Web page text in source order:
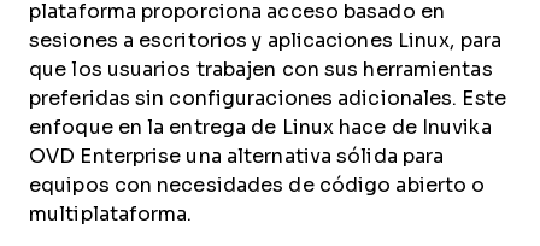
plataforma proporciona acceso basado en
sesiones a escritorios y aplicaciones Linux, para
que los usuarios trabajen con sus herramientas
preferidas sin configuraciones adicionales. Este
enfoque en la entrega de Linux hace de Inuvika
OVD Enterprise una alternativa sólida para
equipos con necesidades de código abierto o
multiplataforma.